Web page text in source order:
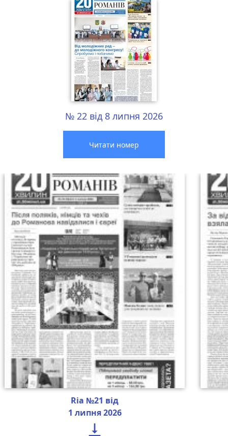
№ 22 від 8 липня 2026
Читати номер
Ria №21 від
1 липня 2026
